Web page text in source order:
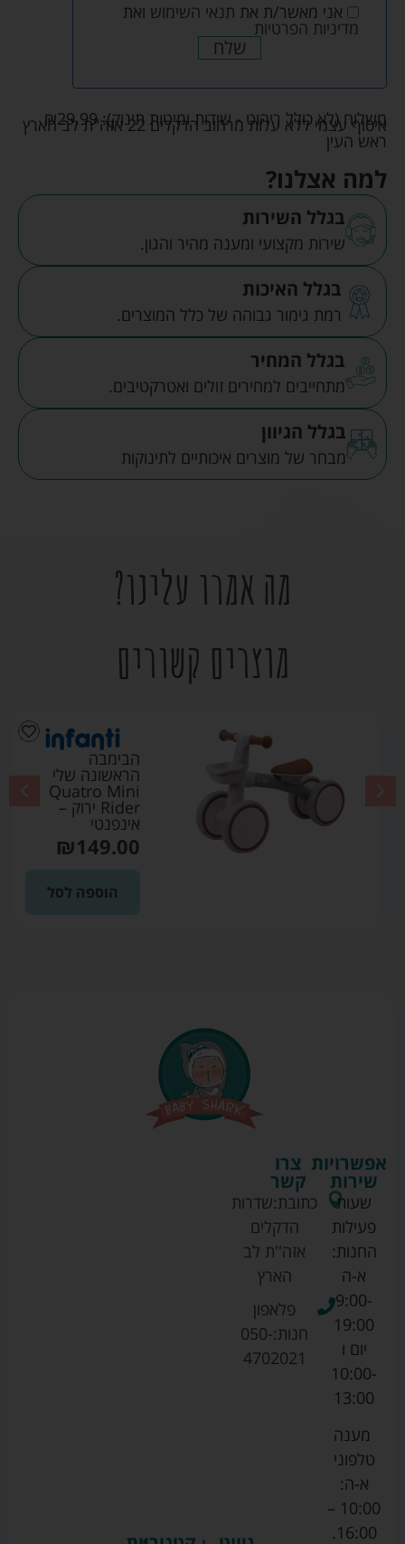
אני מאשר/ת את תנאי השימוש ואת
מדיניות הפרטיות
שלח
משלוח (לא כולל ריהוט - שידות ומיטות תינוק): ₪29.99
איסוף עצמי ללא עלות מרחוב הדקלים 22 אזה"ת לב הארץ
ראש העין
למה אצלנו?
בגלל השירות
שירות מקצועי ומענה מהיר והגון.
בגלל האיכות
רמת גימור גבוהה של כלל המוצרים.
בגלל המחיר
מתחייבים למחירים זולים ואטרקטיבים.
בגלל הגיוון
מבחר של מוצרים איכותיים לתינוקות
מה אמרו עלינו?
מוצרים קשורים
הבימבה
הראשונה שלי
Quatro Mini
Rider ירוק –
אינפנטי
₪149.00
הוספה לסל
צרו
קשר
כתובת:שדרות
הדקלים
אזה''ת לב
הארץ
פלאפון
חנות:050-
4702021
אפשרויות
שירות
שעות
פעילות
החנות:
א-ה
9:00-
19:00
יום ו
10:00-
13:00
מענה
טלפוני
א-ה:
10:00 –
16:00.